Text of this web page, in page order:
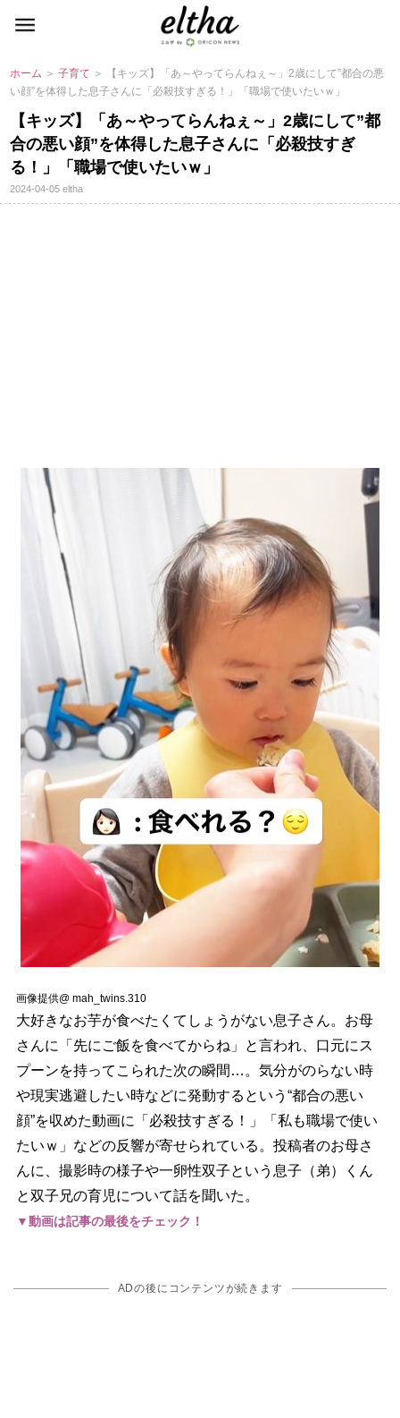
ホーム ＞子育て ＞ 【キッズ】「あ～やってらんねぇ～」2歳にして”都合の悪
い顔”を体得した息子さんに「必殺技すぎる！」「職場で使いたいｗ」
【キッズ】「あ～やってらんねぇ～」2歳にして”都
合の悪い顔”を体得した息子さんに「必殺技すぎ
る！」「職場で使いたいｗ」
2024-04-05eltha
画像提供@ mah_twins.310
大好きなお芋が食べたくてしょうがない息子さん。お母
さんに「先にご飯を食べてからね」と言われ、口元にス
プーンを持ってこられた次の瞬間…。気分がのらない時
現実逃避したい時などに発動するという“都合の悪い
顔”を収めた動画に「必殺技すぎる！」「私も職場で使い
たいｗ」などの反響が寄せられている。投稿者のお母さ
んに、撮影時の様子や一卵性双子という息子（弟）くん
と双子兄の育児について話を聞いた。
▼動画は記事の最後をチェック！
ADの後にコンテンツが続きます